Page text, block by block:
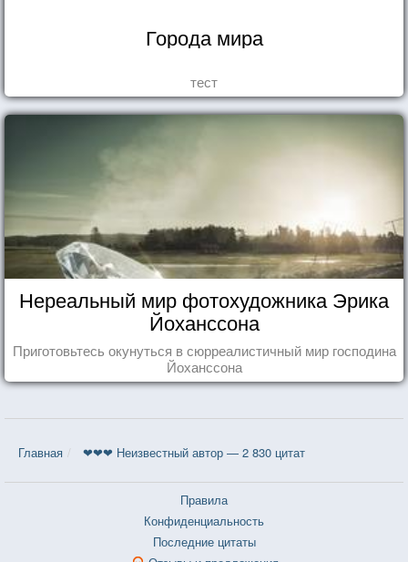
Города мира
тест
Нереальный мир фотохудожника Эрика
Йоханссона
Приготовьтесь окунуться в сюрреалистичный мир господина
Йоханссона
Главная ❤❤❤ Неизвестный автор — 2 830 цитат
Правила
Конфиденциальность
Последние цитаты